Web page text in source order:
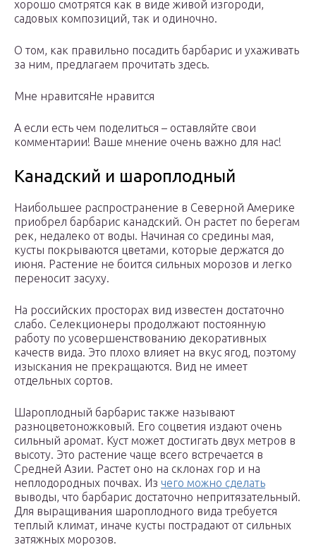
хорошо смотрятся как в виде живой изгороди,
садовых композиций, так и одиночно.
О том, как правильно посадить барбарис и ухаживать
за ним, предлагаем прочитать здесь.
Мне нравитсяНе нравится
А если есть чем поделиться – оставляйте свои
комментарии! Ваше мнение очень важно для нас!
Канадский и шароплодный
Наибольшее распространение в Северной Америке
приобрел барбарис канадский. Он растет по берегам
рек, недалеко от воды. Начиная со средины мая,
кусты покрываются цветами, которые держатся до
июня. Растение не боится сильных морозов и легко
переносит засуху.
На российских просторах вид известен достаточно
слабо. Селекционеры продолжают постоянную
работу по усовершенствованию декоративных
качеств вида. Это плохо влияет на вкус ягод, поэтому
изыскания не прекращаются. Вид не имеет
отдельных сортов.
Шароплодный барбарис также называют
разноцветоножковый. Его соцветия издают очень
сильный аромат. Куст может достигать двух метров в
высоту. Это растение чаще всего встречается в
Средней Азии. Растет оно на склонах гор и на
неплодородных почвах. Из чего можно сделать
выводы, что барбарис достаточно непритязательный.
Для выращивания шароплодного вида требуется
теплый климат, иначе кусты пострадают от сильных
затяжных морозов.